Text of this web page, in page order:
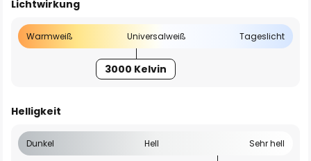
Lichtwirkung
Warmweiß Universalweiß Tageslicht
3000 Kelvin
Helligkeit
Dunkel Hell Sehr hell